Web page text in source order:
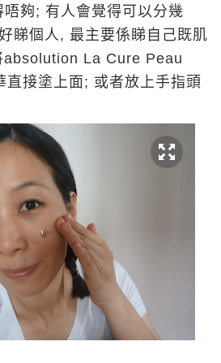
夠; 有人會覺得可以分幾
睇個人, 最主要係睇自己既肌
absolution La Cure Peau
直接塗上面; 或者放上手指頭